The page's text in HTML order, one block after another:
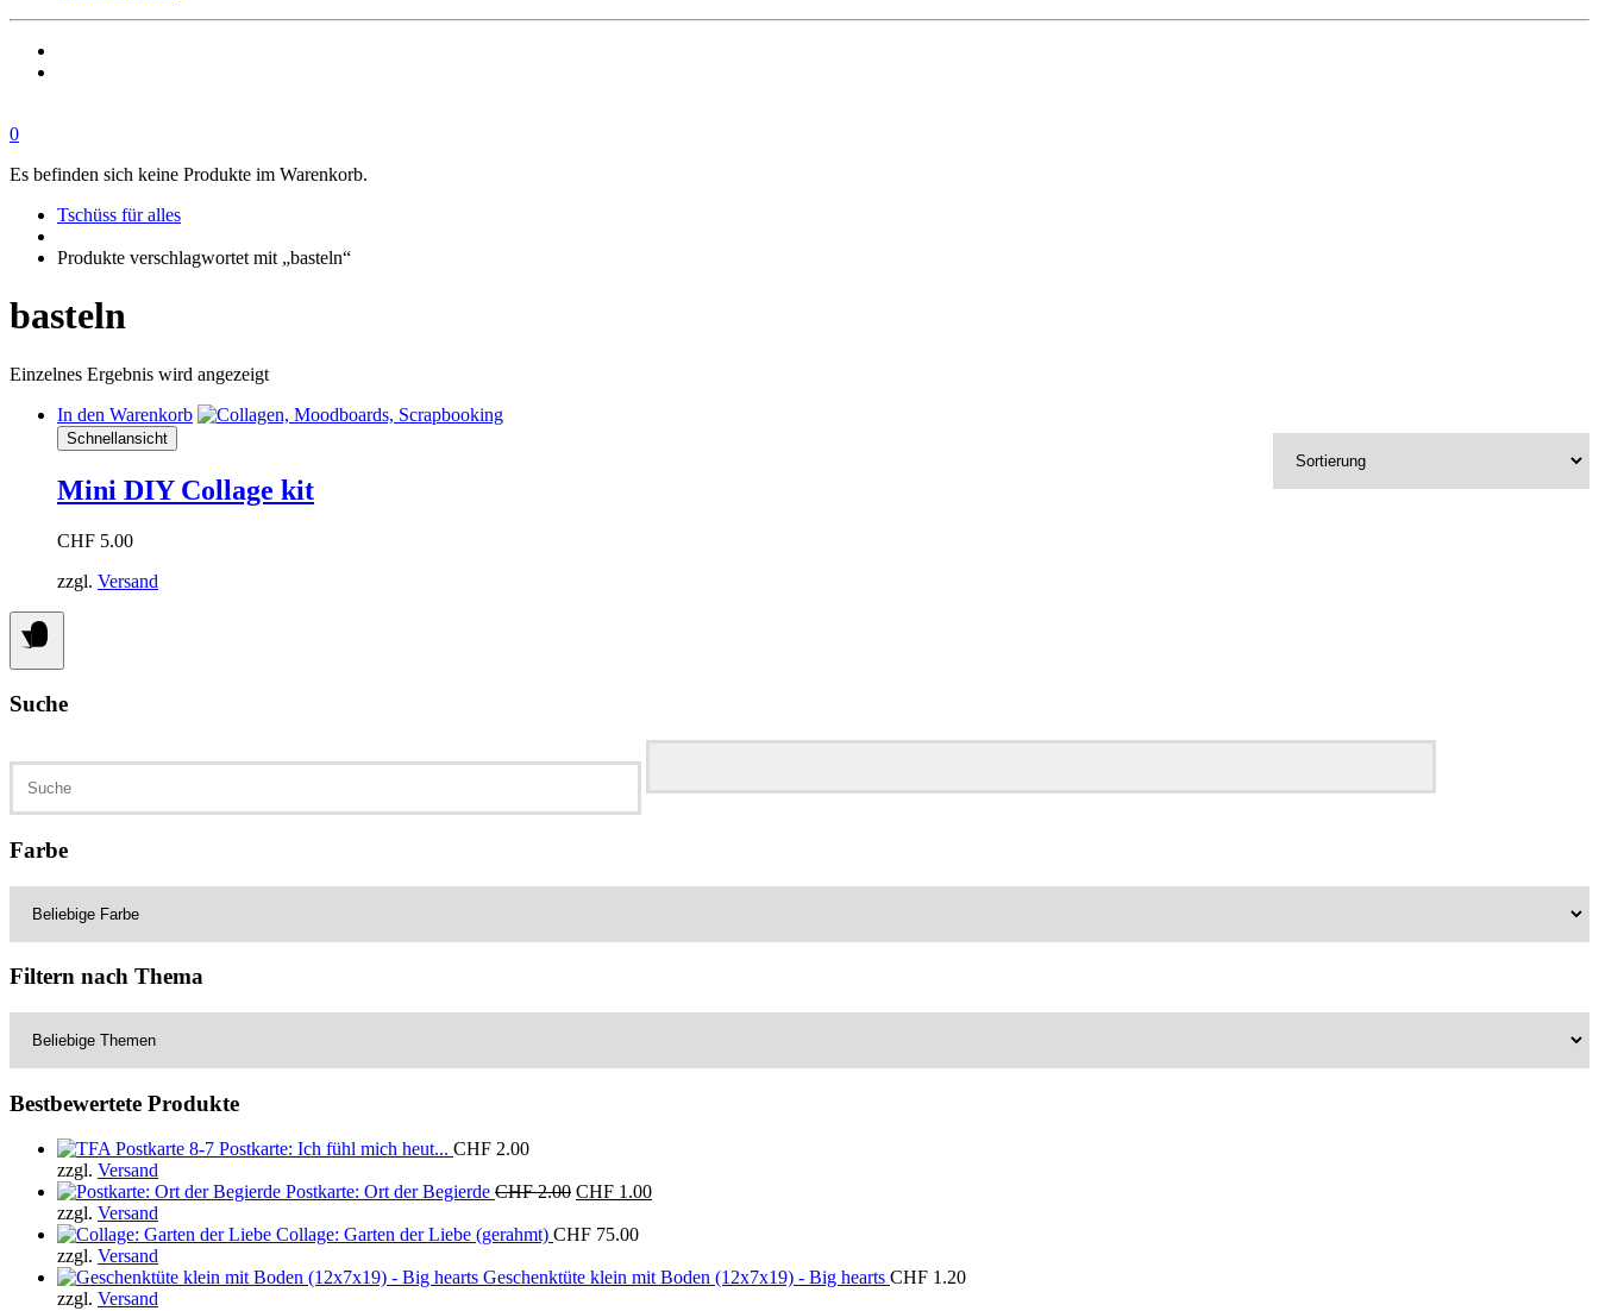
0
Es befinden sich keine Produkte im Warenkorb.
Tschüss für alles
Produkte verschlagwortet mit „basteln“
basteln
Einzelnes Ergebnis wird angezeigt
In den Warenkorb
Schnellansicht
Mini DIY Collage kit
CHF 5.00
zzgl. Versand
Suche
nach:
Farbe
Filtern nach Thema
Bestbewertete Produkte
Postkarte: Ich fühl mich heut... CHF 2.00
zzgl. Versand
Postkarte: Ort der Begierde CHF2.00 Ursprünglicher
war:
CHF 1.00Aktueller
zzgl. Versand
Collage: Garten der Liebe (gerahmt) CHF 75.00
zzgl. Versand
Geschenktüte klein mit Boden (12x7x19) - Big hearts CHF 1.20
zzgl. Versand